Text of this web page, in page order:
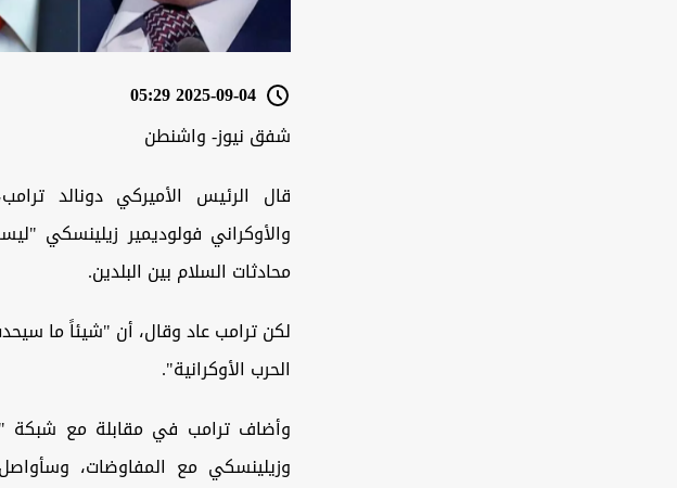
2025-09-04 05:29
شفق نيوز- واشنطن
قال الرئيس الأميركي دونالد
والأوكراني فولوديمير زيلينسكي
محادثات السلام بين البلدين.
لكن ترامب عاد وقال، أن "شيئاً ما
الحرب الأوكرانية".
وأضاف ترامب في مقابلة مع
وزيلينسكي مع المفاوضات،